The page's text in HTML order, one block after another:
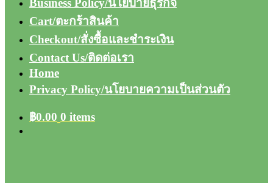
Business Policy/นโยบายธุรกิจ
Cart/ตะกร้าสินค้า
Checkout/สั่งซื้อและชำระเงิน
Contact Us/ติดต่อเรา
Home
Privacy Policy/นโยบายความเป็นส่วนตัว
฿0.00 0 items